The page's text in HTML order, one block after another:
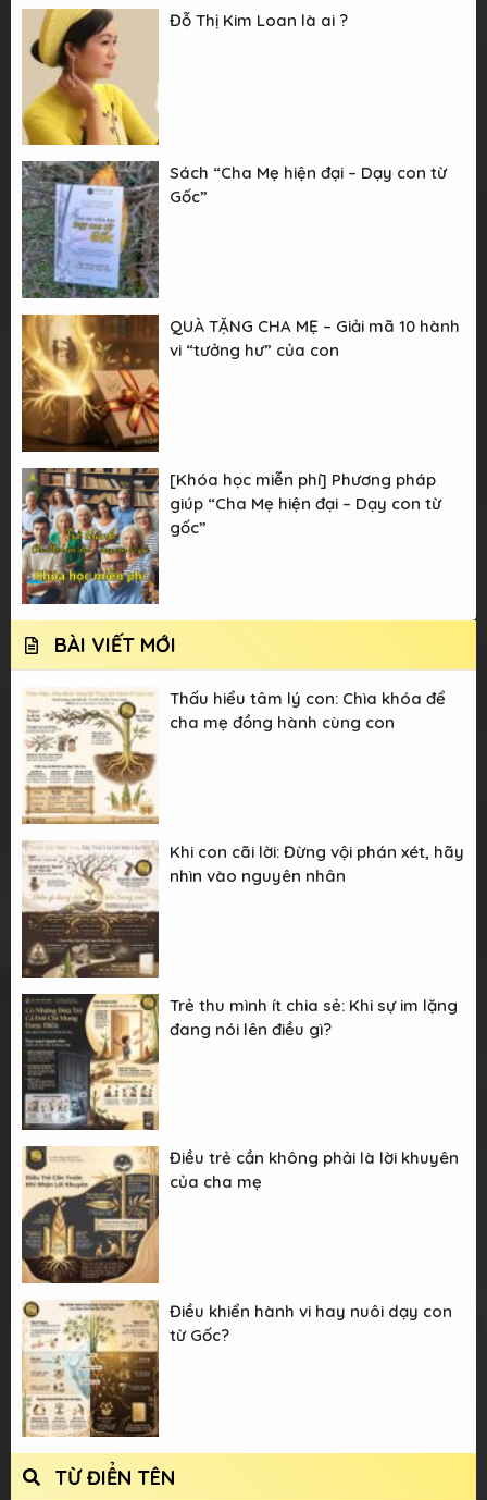
Đỗ Thị Kim Loan là ai ?
Sách “Cha Mẹ hiện đại – Dạy con từ
Gốc”
QUÀ TẶNG CHA MẸ – Giải mã 10 hành
vi “tưởng hư” của con
[Khóa học miễn phí] Phương pháp
giúp “Cha Mẹ hiện đại – Dạy con từ
gốc”
BÀI VIẾT MỚI
Thấu hiểu tâm lý con: Chìa khóa để
cha mẹ đồng hành cùng con
Khi con cãi lời: Đừng vội phán xét, hãy
nhìn vào nguyên nhân
Trẻ thu mình ít chia sẻ: Khi sự im lặng
đang nói lên điều gì?
Điều trẻ cần không phải là lời khuyên
của cha mẹ
Điều khiển hành vi hay nuôi dạy con
từ Gốc?
TỪ ĐIỂN TÊN